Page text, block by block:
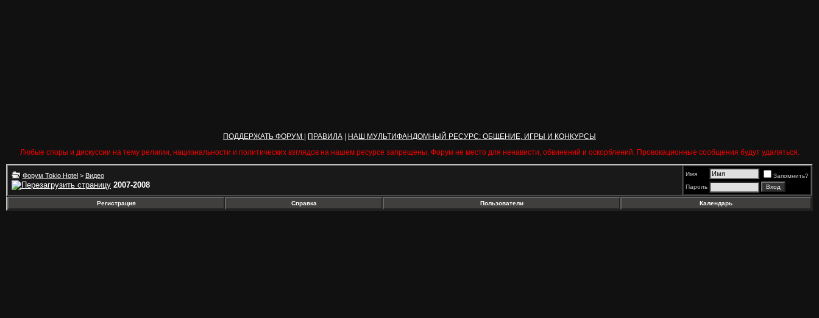
ПОДДЕРЖАТЬ ФОРУМ ПРАВИЛА
НАШ МУЛЬТИФАНДОМНЫЙ РЕСУРС: ОБЩЕНИЕ, ИГРЫ И КОНКУРСЫ
Любые споры и дискуссии на тему религии, национальности и политических взглядов на нашем ресурсе запрещены. Форум не место для ненависти, обвинений и оскорблений. Провокационные сообщения будут удаляться.
Форум Tokio Hotel > Видео
2007-2008
Имя
Запомнить?
Пароль
Регистрация Справка Пользователи Календарь